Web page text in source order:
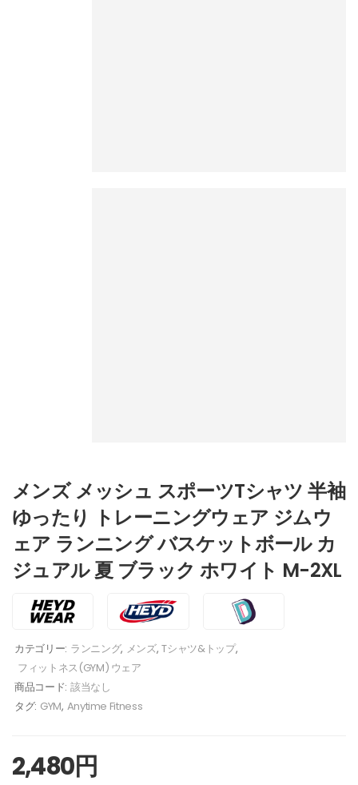
メンズ メッシュ スポーツTシャツ 半袖
ゆったり トレーニングウェア ジムウ
ェア ランニング バスケットボール カ
ジュアル 夏 ブラック ホワイト M-2XL
カテゴリー: ランニング, メンズ, Tシャツ&トップ,
フィットネス(GYM) ウェア
商品コード: 該当なし
タグ: GYM, Anytime Fitness
2,480円